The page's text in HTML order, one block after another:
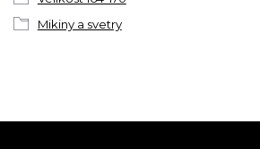
Mikiny a svetry